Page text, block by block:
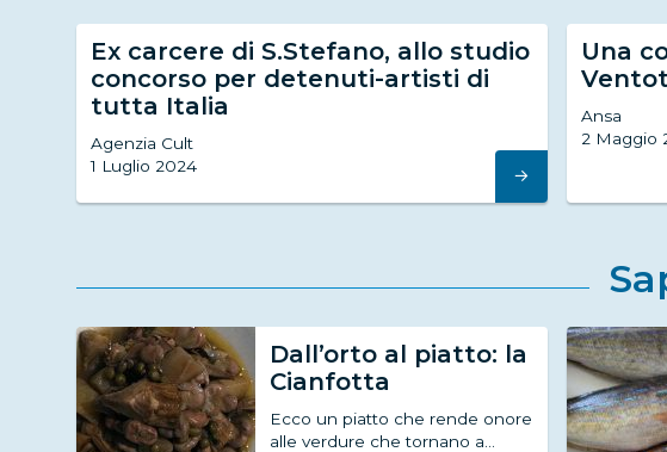
Ex carcere di S.Stefano, allo studio
concorso per detenuti-artisti di
tutta Italia
Agenzia Cult
1 Luglio 2024
→
Una
Ansa
2 Maggio
Dall’orto al piatto: la
Cianfotta
Ecco un piatto che rende onore
alle verdure che tornano a...